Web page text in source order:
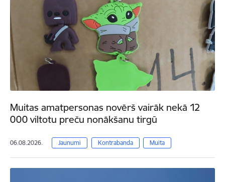
Muitas amatpersonas novērš vairāk nekā 12
000 viltotu preču nonākšanu tirgū
06.08.2026. Jaunumi Kontrabanda Muita